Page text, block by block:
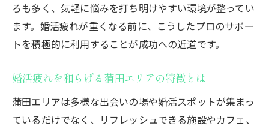
ろも多く、気軽に悩みを打ち明けやすい環境が整ってい
ます。婚活疲れが重くなる前に、こうしたプロのサポー
トを積極的に利用することが成功への近道です。
婚活疲れを和らげる蒲田エリアの特徴とは
蒲田エリアは多様な出会いの場や婚活スポットが集まっ
ているだけでなく、リフレッシュできる施設やカフェ、